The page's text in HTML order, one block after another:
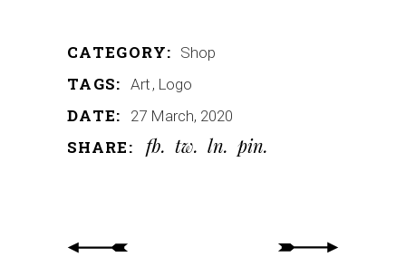
CATEGORY: Shop
TAGS: Art Logo
DATE: 27 March, 2020
SHARE: fb tw ln pin